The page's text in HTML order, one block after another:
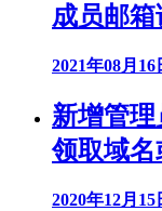
成员邮
2021年08月16
新增管
领取域
2020年12月15